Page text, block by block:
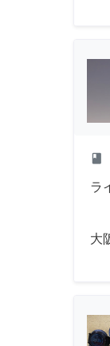
class
ラ
大